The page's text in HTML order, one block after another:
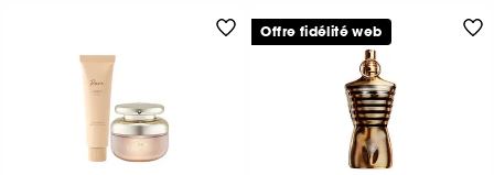
Offre fidélité web